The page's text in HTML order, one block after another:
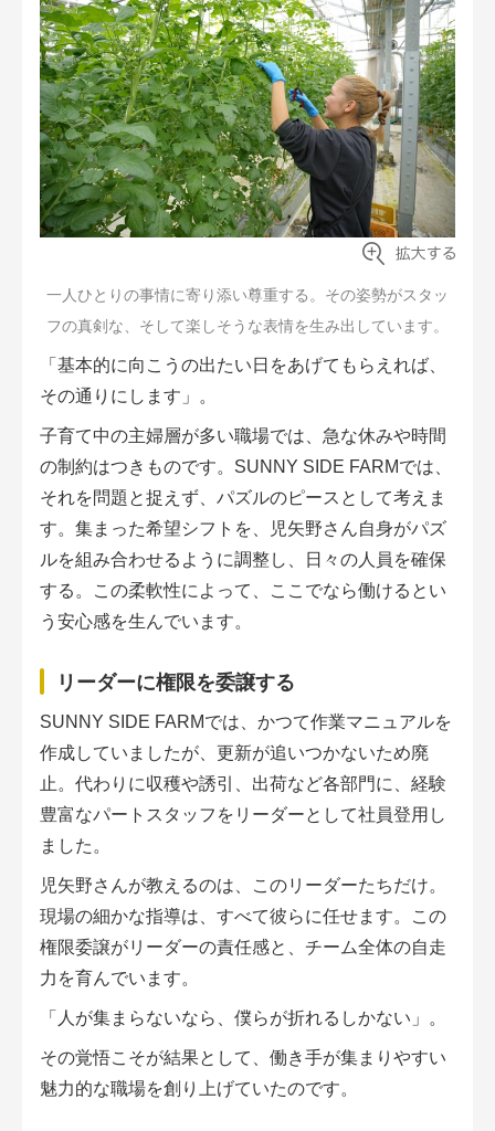
一人ひとりの事情に寄り添い尊重する。その姿勢がスタッ
フの真剣な、そして楽しそうな表情を生み出しています。
「基本的に向こうの出たい日をあげてもらえれば、
その通りにします」。
子育て中の主婦層が多い職場では、急な休みや時間
の制約はつきものです。SUNNY SIDE FARMでは、
それを問題と捉えず、パズルのピースとして考えま
す。集まった希望シフトを、児矢野さん自身がパズ
ルを組み合わせるように調整し、日々の人員を確保
する。この柔軟性によって、ここでなら働けるとい
う安心感を生んでいます。
リーダーに権限を委譲する
SUNNY SIDE FARMでは、かつて作業マニュアルを
作成していましたが、更新が追いつかないため廃
止。代わりに収穫や誘引、出荷など各部門に、経験
豊富なパートスタッフをリーダーとして社員登用し
ました。
児矢野さんが教えるのは、このリーダーたちだけ。
現場の細かな指導は、すべて彼らに任せます。この
権限委譲がリーダーの責任感と、チーム全体の自走
力を育んでいます。
「人が集まらないなら、僕らが折れるしかない」。
その覚悟こそが結果として、働き手が集まりやすい
魅力的な職場を創り上げていたのです。